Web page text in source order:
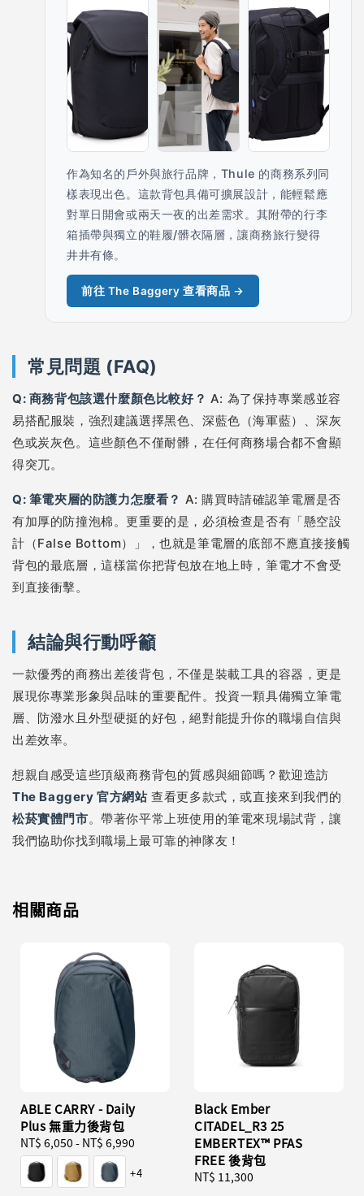
作為知名的戶外與旅行品牌，Thule 的商務系列同
樣表現出色。這款背包具備可擴展設計，能輕鬆應
對單日開會或兩天一夜的出差需求。其附帶的行李
箱插帶與獨立的鞋履/髒衣隔層，讓商務旅行變得
井井有條。
前往 The Baggery 查看商品 →
常見問題 (FAQ)
Q: 商務背包該選什麼顏色比較好？ A: 為了保持專業感並容
易搭配服裝，強烈建議選擇黑色、深藍色（海軍藍）、深灰
色或炭灰色。這些顏色不僅耐髒，在任何商務場合都不會顯
得突兀。
Q: 筆電夾層的防護力怎麼看？ A: 購買時請確認筆電層是否
有加厚的防撞泡棉。更重要的是，必須檢查是否有「懸空設
計（False Bottom）」，也就是筆電層的底部不應直接接觸
背包的最底層，這樣當你把背包放在地上時，筆電才不會受
到直接衝擊。
結論與行動呼籲
一款優秀的商務出差後背包，不僅是裝載工具的容器，更是
展現你專業形象與品味的重要配件。投資一顆具備獨立筆電
層、防潑水且外型硬挺的好包，絕對能提升你的職場自信與
出差效率。
想親自感受這些頂級商務背包的質感與細節嗎？歡迎造訪
The Baggery 官方網站查看更多款式，或直接來到我們的
松菸實體門市。帶著你平常上班使用的筆電來現場試背，讓
我們協助你找到職場上最可靠的神隊友！
相關商品
ABLE CARRY - Daily
Plus 無重力後背包
Regular
price
NT$ 6,050 - NT$ 6,990
+4
Black Ember
CITADEL_R3 25
EMBERTEX™ PFAS
FREE 後背包
Regular
NT$ 11,300